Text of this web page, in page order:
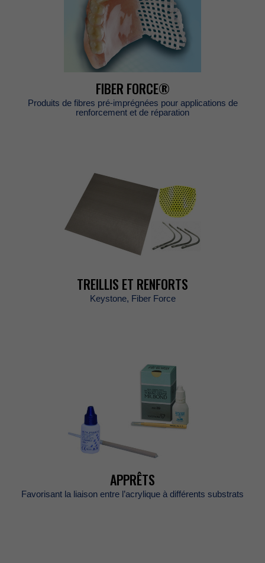
FIBERFORCE®
Produitsdefibrespré-imprégnéespourapplicationsde
renforcementetderéparation
TREILLISETRENFORTS
Keystone,FiberForce
APPRÊTS
Favorisantlaliaisonentrel’acryliqueàdifférentssubstrats